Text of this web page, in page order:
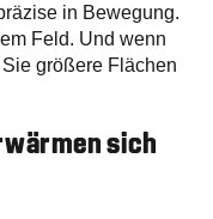
in Bewegung.
Feld. Und wenn
größere Flächen
sich